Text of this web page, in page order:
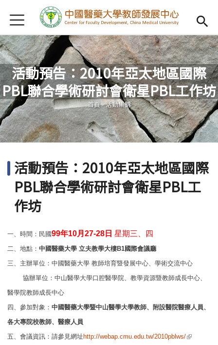
首頁
Open
認識我們
Open
教學研習
Open
新進教師
Open
傑出教授
Open
教師專業社群
Open
借用項目
AI專區
Jump to Navigation
Jump to Main content
活動預告：2010年亞太地區國際
PBL聯合學術研討會衛星PBL工作坊
您在這裡
首頁-活動集錦
活動預告：2010年亞太地區國際
PBL聯合學術研討會衛星PBL工
作坊
一、時間：民國99年10月27-28日 星期三、四
二、地點： 中國醫藥大學 立夫教學大樓B1國際會議廳
三、主辦單位：中國醫藥大學 教師培育暨發展中心、學術交流中心
協辦單位：中山醫學大學口腔醫學院、教學資源暨教師成長中心、
醫學院教師成長中心
四、參加對象： 中國醫藥大學暨中山醫學大學教師、附設醫院醫療人員、
各大專院校教師、醫療人員
五、會議資訊：請參見網址 http://webap.cmu.edu.tw/2010pblws/
(link is